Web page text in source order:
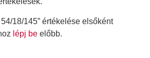
18/145” értékelése elsőként
lépj be előbb.